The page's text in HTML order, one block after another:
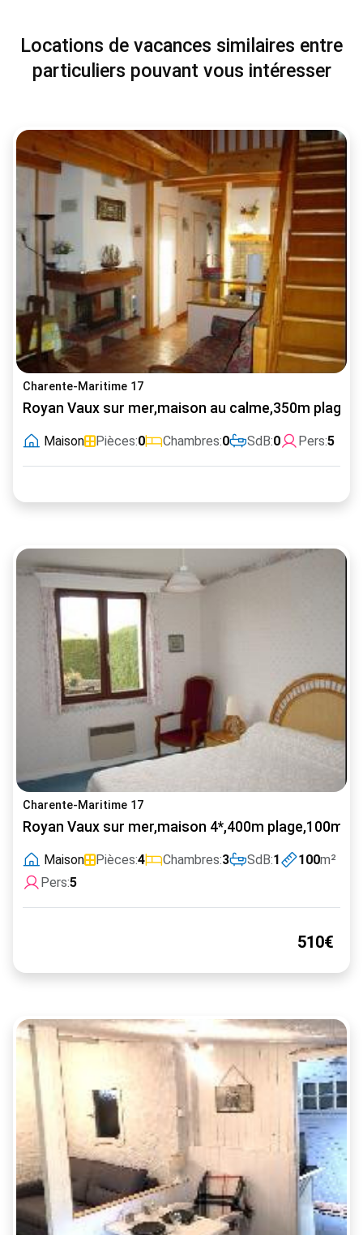
Locations de vacances similaires entre
particuliers pouvant vous intéresser
Charente-Maritime 17
Royan Vaux sur mer,maison au calme,350m
Maison Pièces:0 Chambres:0 SdB:0 Pers:5
Charente-Maritime 17
Royan Vaux sur mer,maison 4*,400m plage,100m
Maison Pièces:4 Chambres:3 SdB:1 100m²
Pers:5
510€